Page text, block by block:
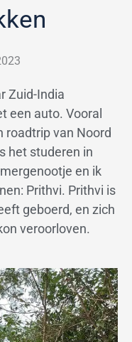
Zuid-India
een auto. Vooral
roadtrip van Noord
het studeren in
en ik
Prithvi. Prithvi is
geboerd, en zich
veroorloven.